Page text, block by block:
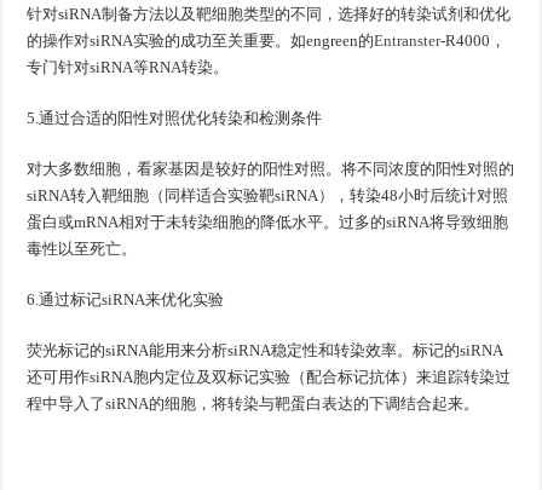
针对siRNA制备方法以及靶细胞类型的不同，选择好的转染试剂和优化
的操作对siRNA实验的成功至关重要。如engreen的Entranster-R4000，
专门针对siRNA等RNA转染。
5.通过合适的阳性对照优化转染和检测条件
对大多数细胞，看家基因是较好的阳性对照。将不同浓度的阳性对照的
siRNA转入靶细胞（同样适合实验靶siRNA），转染48小时后统计对照
蛋白或mRNA相对于未转染细胞的降低水平。过多的siRNA将导致细胞
毒性以至死亡。
6.通过标记siRNA来优化实验
荧光标记的siRNA能用来分析siRNA稳定性和转染效率。标记的siRNA
还可用作siRNA胞内定位及双标记实验（配合标记抗体）来追踪转染过
程中导入了siRNA的细胞，将转染与靶蛋白表达的下调结合起来。